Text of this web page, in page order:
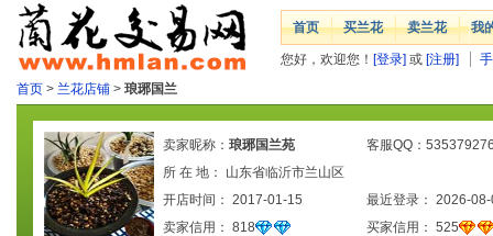
首页 买兰花 卖兰花 我
您好，欢迎您！ [登录] 或 [注册]
首页 > 兰花店铺 > 琅琊国兰
卖家昵称： 琅琊国兰苑
客服QQ：
所 在 地： 山东省临沂市兰山区
开店时间： 2017-01-15
最近登录： 2026-
卖家信用： 818 买家信用： 525